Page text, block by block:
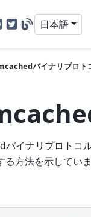
Twitter
Blog
日本語
バイナリプロト
イナリプロトコ
方法を示していま